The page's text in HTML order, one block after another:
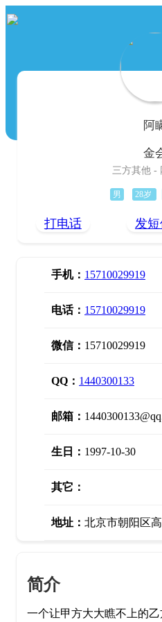
阿
金
三方其他 -
男 28岁
打电话 发
手机： 15710029919
电话： 15710029919
微信： 15710029919
QQ： 1440300133
邮箱：
生日： 1997-10-30
其它：
地址： 北京市朝阳区
简介
一个让甲方大大瞧不上的乙